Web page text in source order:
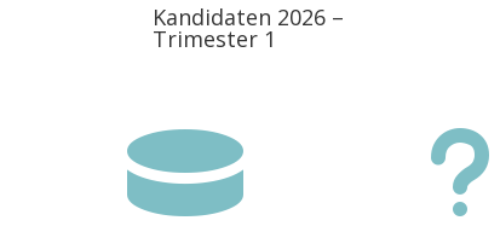
Kandidaten 2026 –
Trimester 1
 u